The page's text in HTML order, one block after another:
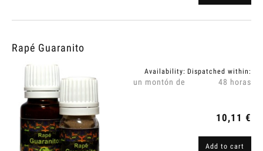
Rapé Guaranito
Availability:
un montón de
Dispatched within:
48 horas
10,11 €
Add to cart